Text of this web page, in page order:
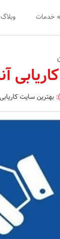
خدمات وبلاگ
: بهترین سایت